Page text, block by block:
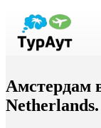
Амстердам
Netherlands.